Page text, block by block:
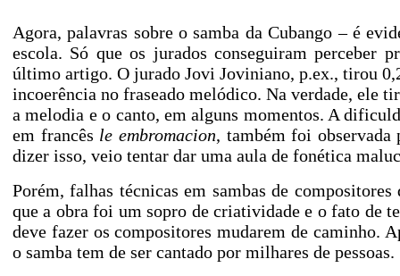
Agora, palavras sobre o samba da Cubango – é
escola. Só que os jurados conseguiram perceber
último artigo. O jurado Jovi Joviniano, p.ex., tirou
incoerência no fraseado melódico. Na verdade, ele
a melodia e o canto, em alguns momentos. A
em francês le embromacion, também foi
dizer isso, veio tentar dar uma aula de fonética
Porém, falhas técnicas em sambas de
que a obra foi um sopro de criatividade e o fato de
deve fazer os compositores mudarem de caminho.
o samba tem de ser cantado por milhares de pessoas.